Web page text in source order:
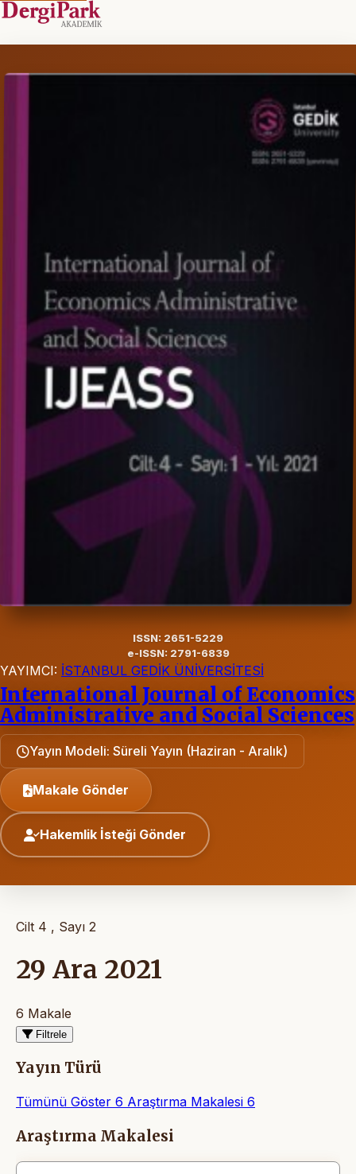
ISSN: 2651-5229
e-ISSN: 2791-6839
YAYIMCI: İSTANBUL GEDİK ÜNİVERSİTESİ
International Journal of Economics
Administrative and Social Sciences
Yayın Modeli: Süreli Yayın (Haziran - Aralık)
Makale Gönder
Hakemlik İsteği Gönder
Cilt 4 , Sayı 2
29 Ara 2021
6 Makale
Filtrele
Yayın Türü
Tümünü Göster 6 Araştırma Makalesi 6
Makaleler
Araştırma Makalesi